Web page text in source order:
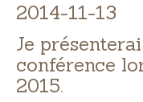
2014-11-13
Je
conférence
2015.